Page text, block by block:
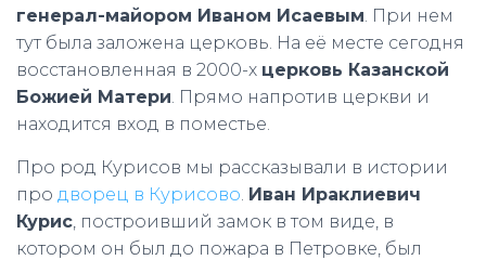
генерал-майором Иваном Исаевым. При нем
тут была заложена церковь. На её месте сегодня
восстановленная в 2000-х церковь Казанской
Божией Матери. Прямо напротив церкви и
находится вход в поместье.
Про род Курисов мы рассказывали в истории
про дворец в Курисово. Иван Ираклиевич
Курис, построивший замок в том виде, в
котором он был до пожара в Петровке, был